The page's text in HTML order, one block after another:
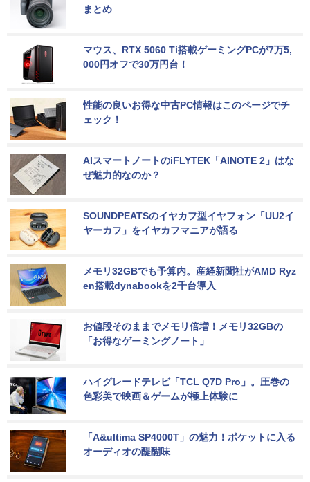
まとめ
マウス、RTX 5060 Ti搭載ゲーミングPCが7万5,
000円オフで30万円台！
性能の良いお得な中古PC情報はこのページでチ
ェック！
AIスマートノートのiFLYTEK「AINOTE 2」はな
ぜ魅力的なのか？
SOUNDPEATSのイヤカフ型イヤフォン「UU2イ
ヤーカフ」をイヤカフマニアが語る
メモリ32GBでも予算内。産経新聞社がAMD Ryz
en搭載dynabookを2千台導入
お値段そのままでメモリ倍増！メモリ32GBの
「お得なゲーミングノート」
ハイグレードテレビ「TCL Q7D Pro」。圧巻の
色彩美で映画＆ゲームが極上体験に
「A&ultima SP4000T」の魅力！ポケットに入る
オーディオの醍醐味